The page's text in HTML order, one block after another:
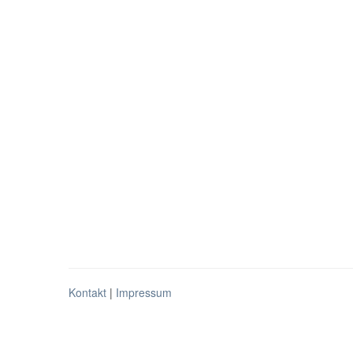
Kontakt | Impressum